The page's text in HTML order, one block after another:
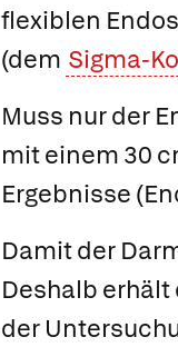
flexiblen
(dem Sigma-
Muss nur der
mit einem 30
Ergebnisse
Damit der
Deshalb erhält
der